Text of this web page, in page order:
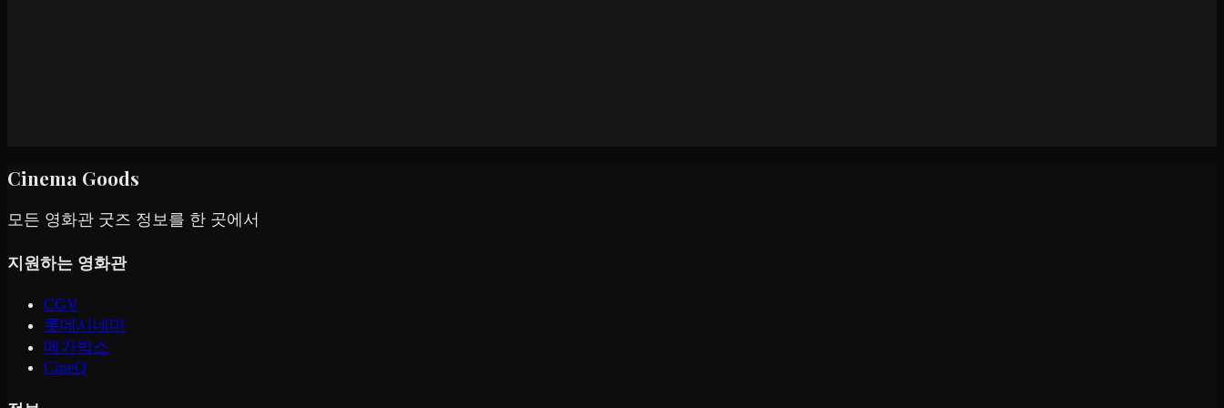
Cinema Goods
모든 영화관 굿즈 정보를 한 곳에서
지원하는 영화관
CGV
롯데시네마
메가박스
CineQ